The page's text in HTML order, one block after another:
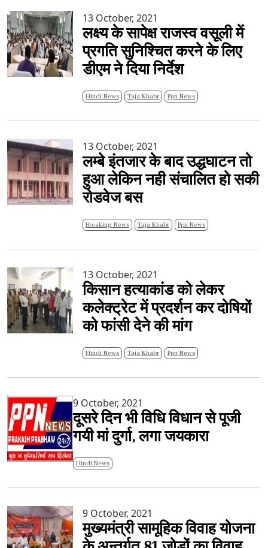
13 October, 2021
लक्ष्य के सापेक्ष राजस्व वसूली में
प्रगति सुनिश्चित करने के लिए
डीएम ने दिया निर्देश
Hindi News Taja Khabr Ppn News
13 October, 2021
लम्बे इंतजार के बाद उद्धघाटन तो
हुआ लेकिन नही संचालित हो सकी
रोडवेज बस
Breaking News Taja Khabr Ppn News
13 October, 2021
किसान हत्याकांड को लेकर
कलेक्ट्रेट में प्रदर्शन कर दोषियों
को फांसी देने की मांग
Hindi News Taja Khabr Ppn News
9 October, 2021
दूसरे दिन भी विधि विधान से पूजी
गयी मां दुर्गा, लगा जयकारा
Hindi News
9 October, 2021
मुख्यमंत्री सामूहिक विवाह योजना